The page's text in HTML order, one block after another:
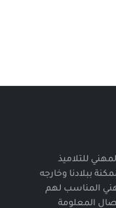
للتلاميذ
ببلادنا وخارجه
المناسب لهم
المعلومة